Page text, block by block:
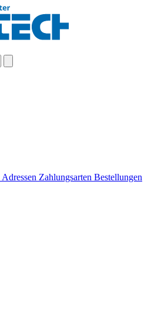
Adressen Zahlungsarten Bestellungen